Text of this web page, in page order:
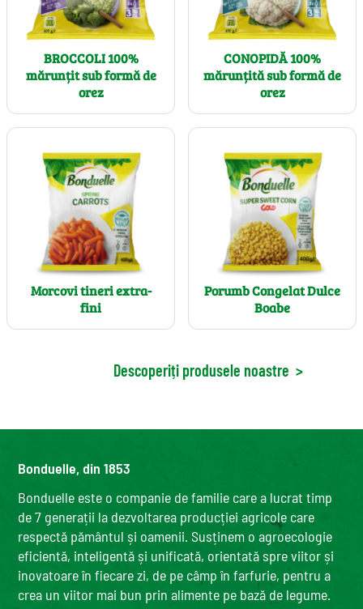
BROCCOLI 100%
mărunțit sub formă de
orez
CONOPIDĂ 100%
mărunțită sub formă de
orez
Morcovi tineri extra-
fini
Porumb Congelat Dulce
Boabe
Descoperiți produsele noastre >
Bonduelle, din 1853
Bonduelle este o companie de familie care a lucrat timp
de 7 generații la dezvoltarea producției agricole care
respectă pământul și oamenii. Susținem o agroecologie
eficientă, inteligentă și unificată, orientată spre viitor și
inovatoare în fiecare zi, de pe câmp în farfurie, pentru a
crea un viitor mai bun prin alimente pe bază de legume.